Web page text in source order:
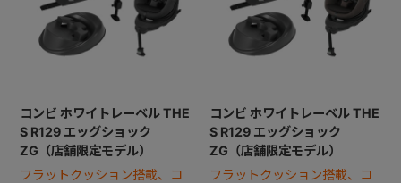
コンビ ホワイトレーベル THE
S R129 エッグショック
ZG（店舗限定モデル）
フラットクッション搭載、コ
コンビ ホワイトレーベル THE
S R129 エッグショック
ZG（店舗限定モデル）
フラットクッション搭載、コ